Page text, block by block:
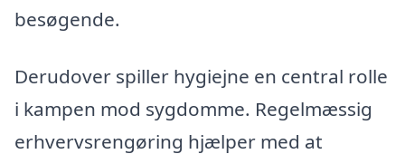
besøgende.
Derudover spiller hygiejne en central rolle
i kampen mod sygdomme. Regelmæssig
erhvervsrengøring hjælper med at